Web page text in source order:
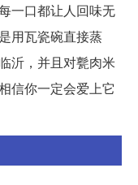
一口都让人回味无
用瓦瓷碗直接蒸
沂，并且对甏肉米
信你一定会爱上它